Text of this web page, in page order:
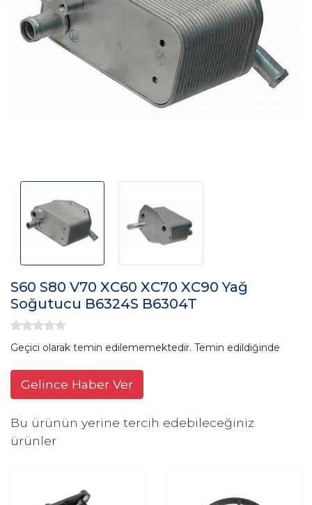
S60 S80 V70 XC60 XC70 XC90 Yağ
Soğutucu B6324S B6304T
Geçici olarak temin edilememektedir. Temin edildiğinde
Gelince Haber Ver
Bu ürünün yerine tercih edebileceğiniz
ürünler